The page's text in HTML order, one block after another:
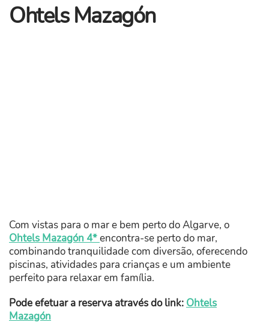
Ohtels Mazagón
Com vistas para o mar e bem perto do Algarve, o
Ohtels Mazagón 4*encontra-se perto do mar,
combinando tranquilidade com diversão, oferecendo
piscinas, atividades para crianças e um ambiente
perfeito para relaxar em família.
Pode efetuar a reserva através do link: Ohtels
Mazagón